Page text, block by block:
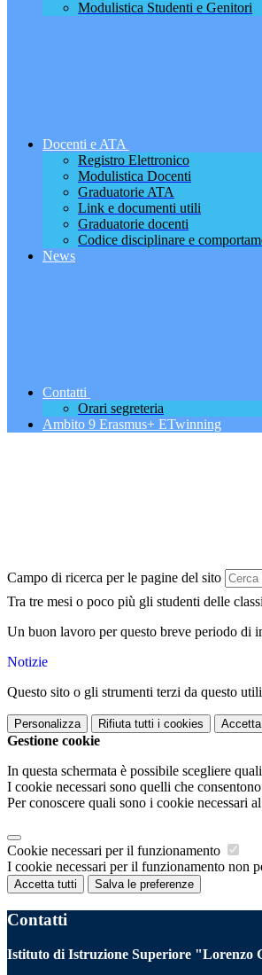
Modulistica Studenti e Genitori
Docenti e ATA
Registro Elettronico
Modulistica Docenti
Graduatorie ATA
Link e documenti utili
Graduatorie docenti
Codice disciplinare e
News
Contatti
Orari segreteria
Ambito 9 Erasmus+ ETwinning
Campo di ricerca per le pagine del sito
Tra tre mesi o poco più gli studenti delle
Un buon lavoro per questo breve periodo di
Notizie
Questo sito o gli strumenti terzi da questo
Personalizza Rifiuta tutti i cookies
Gestione cookie
In questa schermata è possibile scegliere
I cookie necessari sono quelli che
Per conoscere quali sono i cookie necessari
Cookie necessari per il funzionamento
I cookie necessari per il funzionamento non
Accetta tutti Salva le preferenze
Contatti
Istituto di Istruzione Superiore "Lorenzo